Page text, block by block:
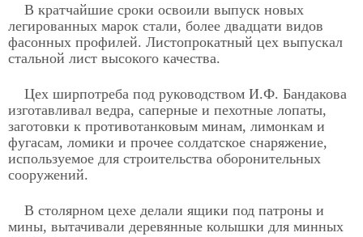
В кратчайшие сроки освоили выпуск новых
легированных марок стали, более двадцати видов
фасонных профилей. Листопрокатный цех выпускал
стальной лист высокого качества.
Цех ширпотреба под руководством И.Ф. Бандакова
изготавливал ведра, саперные и пехотные лопаты,
заготовки к противотанковым минам, лимонкам и
фугасам, ломики и прочее солдатское снаряжение,
используемое для строительства оборонительных
сооружений.
В столярном цехе делали ящики под патроны и
мины, вытачивали деревянные колышки для минных